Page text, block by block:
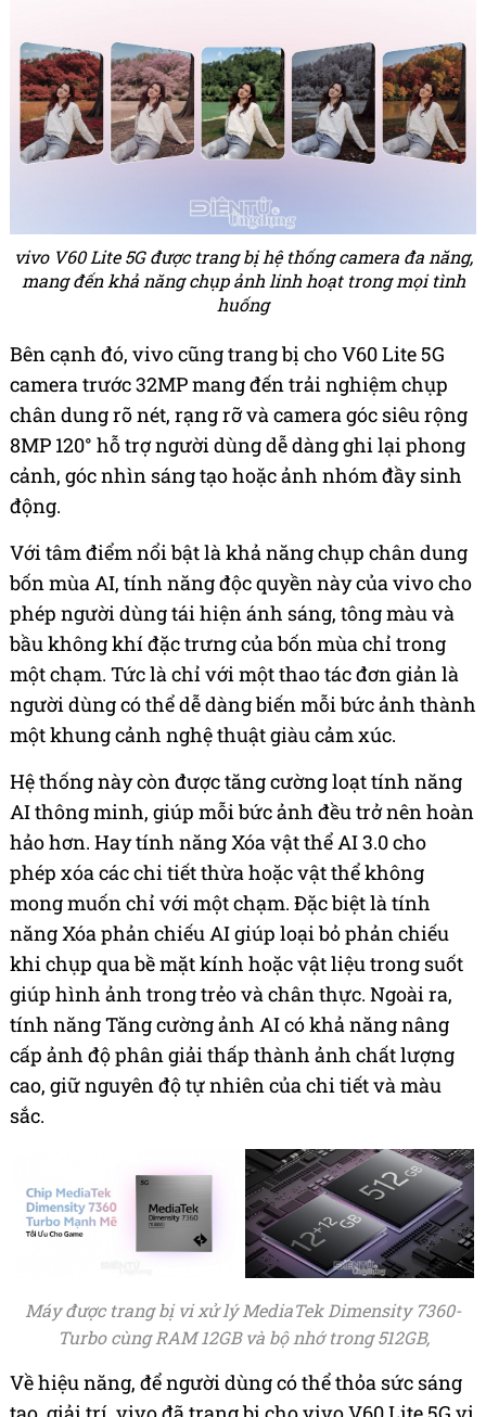
vivo V60 Lite 5G được trang bị hệ thống camera đa năng,
mang đến khả năng chụp ảnh linh hoạt trong mọi tình
huống
Bên cạnh đó, vivo cũng trang bị cho V60 Lite 5G
camera trước 32MP mang đến trải nghiệm chụp
chân dung rõ nét, rạng rỡ và camera góc siêu rộng
8MP 120° hỗ trợ người dùng dễ dàng ghi lại phong
cảnh, góc nhìn sáng tạo hoặc ảnh nhóm đầy sinh
động.
Với tâm điểm nổi bật là khả năng chụp chân dung
bốn mùa AI, tính năng độc quyền này của vivo cho
phép người dùng tái hiện ánh sáng, tông màu và
bầu không khí đặc trưng của bốn mùa chỉ trong
một chạm. Tức là chỉ với một thao tác đơn giản là
người dùng có thể dễ dàng biến mỗi bức ảnh thành
một khung cảnh nghệ thuật giàu cảm xúc.
Hệ thống này còn được tăng cường loạt tính năng
AI thông minh, giúp mỗi bức ảnh đều trở nên hoàn
hảo hơn. Hay tính năng Xóa vật thể AI 3.0 cho
phép xóa các chi tiết thừa hoặc vật thể không
mong muốn chỉ với một chạm. Đặc biệt là tính
năng Xóa phản chiếu AI giúp loại bỏ phản chiếu
khi chụp qua bề mặt kính hoặc vật liệu trong suốt
giúp hình ảnh trong trẻo và chân thực. Ngoài ra,
tính năng Tăng cường ảnh AI có khả năng nâng
cấp ảnh độ phân giải thấp thành ảnh chất lượng
cao, giữ nguyên độ tự nhiên của chi tiết và màu
sắc.
Máy được trang bị vi xử lý MediaTek Dimensity 7360-
Turbo cùng RAM 12GB và bộ nhớ trong 512GB,
Về hiệu năng, để người dùng có thể thỏa sức sáng